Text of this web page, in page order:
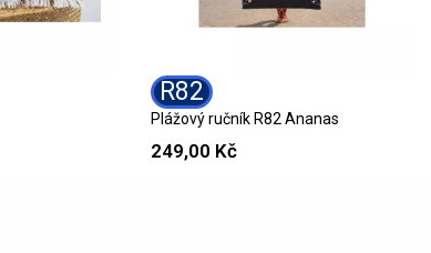
R82
Plážový ručník R82 Ananas
249,00 Kč